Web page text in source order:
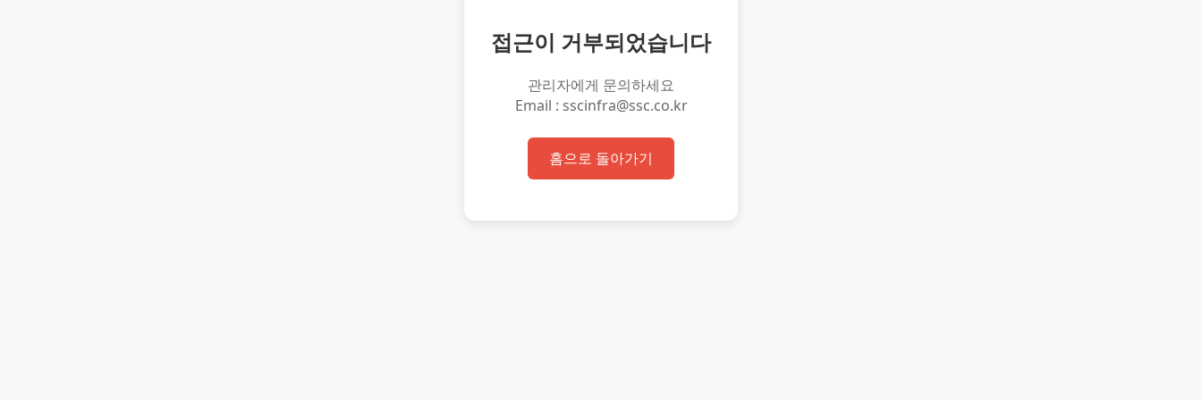
접근이 거부되었습니다
관리자에게 문의하세요
Email : sscinfra@ssc.co.kr
홈으로 돌아가기